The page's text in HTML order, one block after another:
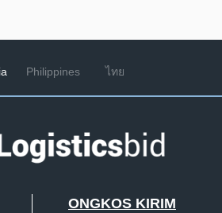
Philippines ไทย
ONGKOS KIRIM